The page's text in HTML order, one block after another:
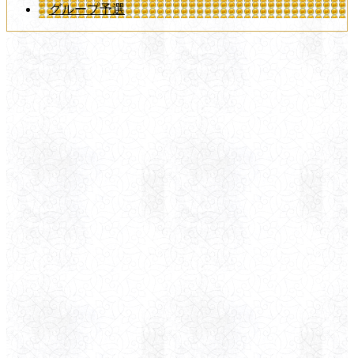
グループ予選